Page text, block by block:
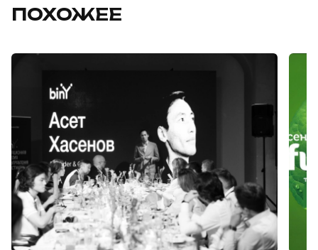
ПОХОЖЕЕ